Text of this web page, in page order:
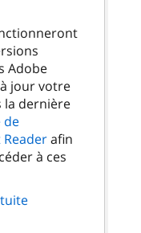
Adobe
jour votre
la dernière
de
afin
à ces